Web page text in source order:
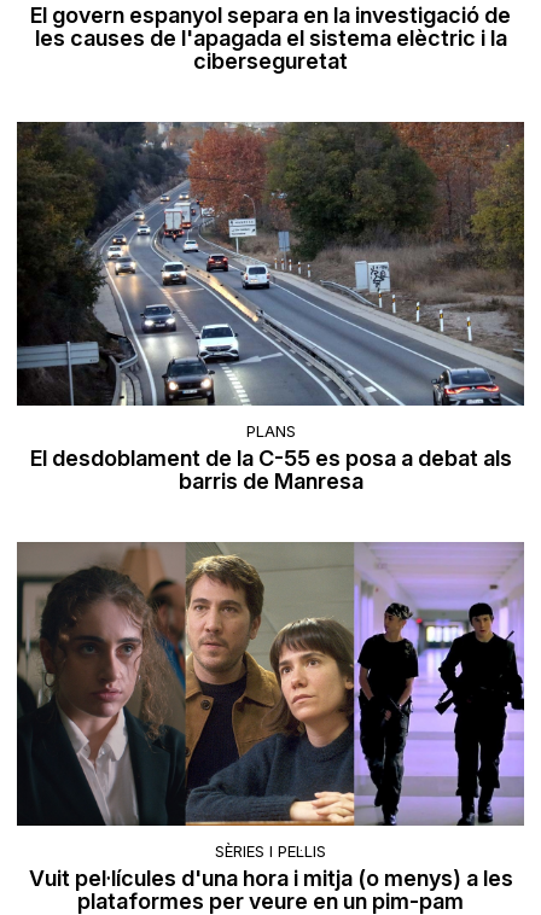
El govern espanyol separa en la investigació de
les causes de l'apagada el sistema elèctric i la
ciberseguretat
PLANS
El desdoblament de la C-55 es posa a debat als
barris de Manresa
SÈRIES I PEL·LIS
Vuit pel·lícules d'una hora i mitja (o menys) a les
plataformes per veure en un pim-pam